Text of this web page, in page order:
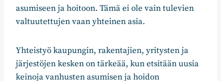
asumiseen ja hoitoon. Tämä ei ole vain tulevien
valtuutettujen vaan yhteinen asia.
Yhteistyö kaupungin, rakentajien, yritysten ja
järjestöjen kesken on tärkeää, kun etsitään uusia
keinoja vanhusten asumisen ja hoidon